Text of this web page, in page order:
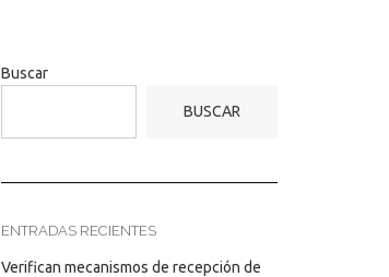
Buscar
BUSCAR
ENTRADAS RECIENTES
Verifican mecanismos de recepción de